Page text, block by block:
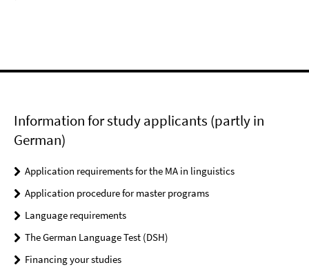
Information for study applicants (partly in
German)
Application requirements for the MA in linguistics
Application procedure for master programs
Language requirements
The German Language Test (DSH)
Financing your studies